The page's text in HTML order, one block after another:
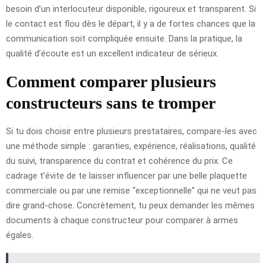
besoin d’un interlocuteur disponible, rigoureux et transparent. Si
le contact est flou dès le départ, il y a de fortes chances que la
communication soit compliquée ensuite. Dans la pratique, la
qualité d’écoute est un excellent indicateur de sérieux.
Comment comparer plusieurs
constructeurs sans te tromper
Si tu dois choisir entre plusieurs prestataires, compare-les avec
une méthode simple : garanties, expérience, réalisations, qualité
du suivi, transparence du contrat et cohérence du prix. Ce
cadrage t’évite de te laisser influencer par une belle plaquette
commerciale ou par une remise “exceptionnelle” qui ne veut pas
dire grand-chose. Concrètement, tu peux demander les mêmes
documents à chaque constructeur pour comparer à armes
égales.